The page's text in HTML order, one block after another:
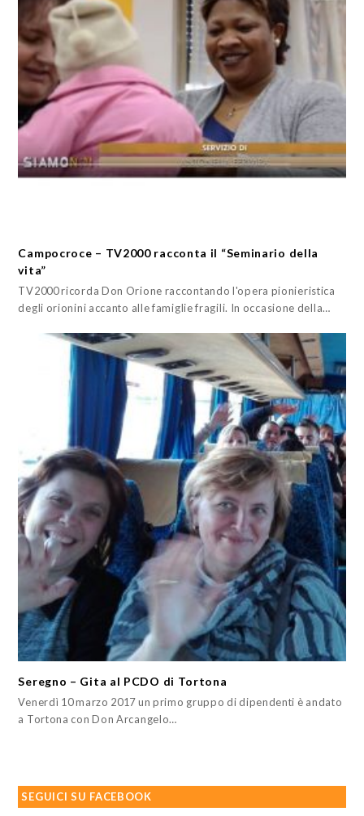
Campocroce – TV2000 racconta il “Seminario della
vita”
TV2000 ricorda Don Orione raccontando l'opera pionieristica
degli orionini accanto alle famiglie fragili. In occasione della…
Seregno – Gita al PCDO di Tortona
Venerdì 10 marzo 2017 un primo gruppo di dipendenti è andato
a Tortona con Don Arcangelo…
SEGUICI SU FACEBOOK